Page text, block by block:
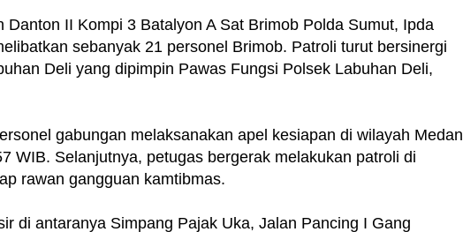
Danton II Kompi 3 Batalyon A Sat Brimob Polda Sumut, Ipda
sebanyak 21 personel Brimob. Patroli turut bersinergi
Deli yang dipimpin Pawas Fungsi Polsek Labuhan Deli,
gabungan melaksanakan apel kesiapan di wilayah Medan
WIB. Selanjutnya, petugas bergerak melakukan patroli di
rawan gangguan kamtibmas.
di antaranya Simpang Pajak Uka, Jalan Pancing I Gang